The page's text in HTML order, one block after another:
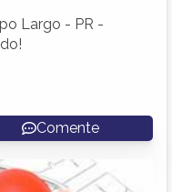
Largo - PR -
Comente